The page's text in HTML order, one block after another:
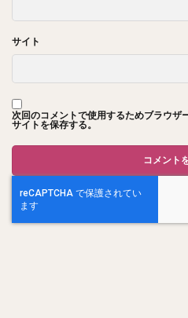
サイト
次回のコメントで使用するためブラウザ
サイトを保存する。